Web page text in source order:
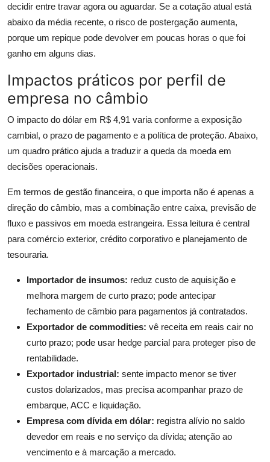
decidir entre travar agora ou aguardar. Se a cotação atual está
abaixo da média recente, o risco de postergação aumenta,
porque um repique pode devolver em poucas horas o que foi
ganho em alguns dias.
Impactos práticos por perfil de
empresa no câmbio
O impacto do dólar em R$ 4,91 varia conforme a exposição
cambial, o prazo de pagamento e a política de proteção. Abaixo,
um quadro prático ajuda a traduzir a queda da moeda em
decisões operacionais.
Em termos de gestão financeira, o que importa não é apenas a
direção do câmbio, mas a combinação entre caixa, previsão de
fluxo e passivos em moeda estrangeira. Essa leitura é central
para comércio exterior, crédito corporativo e planejamento de
tesouraria.
Importador de insumos: reduz custo de aquisição e
melhora margem de curto prazo; pode antecipar
fechamento de câmbio para pagamentos já contratados.
Exportador de commodities: vê receita em reais cair no
curto prazo; pode usar hedge parcial para proteger piso de
rentabilidade.
Exportador industrial: sente impacto menor se tiver
custos dolarizados, mas precisa acompanhar prazo de
embarque, ACC e liquidação.
Empresa com dívida em dólar: registra alívio no saldo
devedor em reais e no serviço da dívida; atenção ao
vencimento e à marcação a mercado.